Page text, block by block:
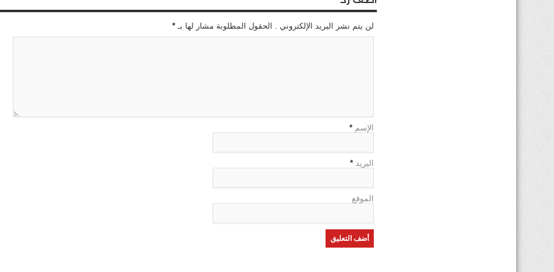
لن يتم نشر البريد الإلكتروني . الحقول المطلوبة مشار لها بـ *
الإسم *
البريد *
الموقع